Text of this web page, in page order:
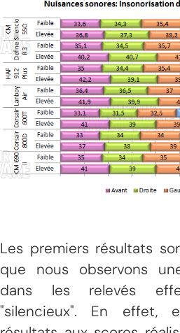
Les premiers résultats
que nous observons
dans les relevés
"silencieux". En effet,